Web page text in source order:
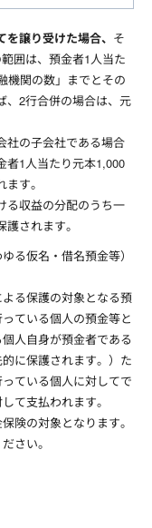
譲り受けた場合、 そ
囲は、預金者1人当た
機関の数」までとその
、2行合併の場合は、元
社の子会社である場合
者1人当たり元本1,000
す。
る収益の分配のうち一
されます。
る仮名・借名預金等）
る保護の対象となる預
ている個人の預金等と
人自身が預金者である
に保護されます。）た
ている個人に対してで
て支払われます。
険の対象となります。
さい。